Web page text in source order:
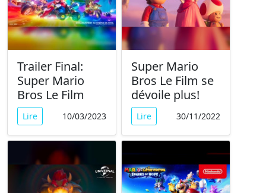
Trailer Final:
Super Mario
Bros Le Film
Lire 10/03/2023
Super Mario
Bros Le Film se
dévoile plus!
Lire 30/11/2022